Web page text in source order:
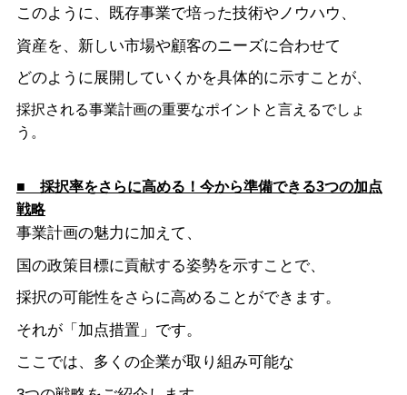
このように、既存事業で培った技術やノウハウ、
資産を、新しい市場や顧客のニーズに合わせて
どのように展開していくかを具体的に示すことが、
採択される事業計画の重要なポイントと言えるでしょ
う。
■ 採択率をさらに高める！今から準備できる3つの加点
戦略
事業計画の魅力に加えて、
国の政策目標に貢献する姿勢を示すことで、
採択の可能性をさらに高めることができます。
それが「加点措置」です。
ここでは、多くの企業が取り組み可能な